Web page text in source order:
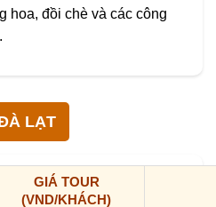
hoa, đồi chè và các công
LẠT
GIÁ TOUR
(VND/KHÁCH)